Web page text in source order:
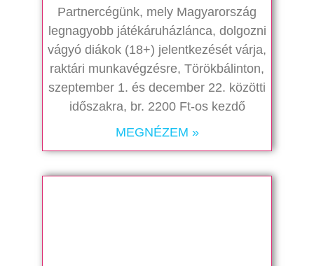
Partnercégünk, mely Magyarország
legnagyobb játékáruházlánca, dolgozni
vágyó diákok (18+) jelentkezését várja,
raktári munkavégzésre, Törökbálinton,
szeptember 1. és december 22. közötti
időszakra, br. 2200 Ft-os kezdő
MEGNÉZEM »